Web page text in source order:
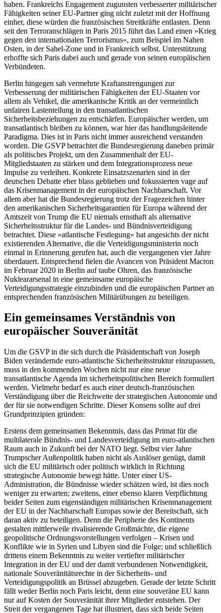
haben. Frankreichs Engagement zugunsten verbesserter militärischer
Fähigkeiten seiner EU-Partner ging nicht zuletzt mit der Hoffnung
einher, diese würden die französischen Streitkräfte entlasten. Denn
seit den Terroranschlägen in Paris 2015 führt das Land einen »Krieg
gegen den internationalen Terrorismus«, zum Beispiel im Nahen
Osten, in der Sahel-Zone und in Frankreich selbst. Unterstützung
erhoffte sich Paris dabei auch und gerade von seinen europäischen
Verbündeten.
Berlin hingegen sah vermehrte Kraftanstrengungen zur
Verbesserung der militärischen Fähigkeiten der EU-Staaten vor
allem als Vehikel, die amerikanische Kritik an der vermeintlich
unfairen Lastenteilung in den transatlantischen
Sicherheitsbeziehungen zu entschärfen. Europäischer werden, um
transatlantisch bleiben zu können, war hier das handlungsleitende
Paradigma. Dies ist in Paris nicht immer ausreichend verstanden
worden. Die GSVP betrachtet die Bundesregierung daneben primär
als politisches Projekt, um den Zusammenhalt der EU-
Mitgliedstaaten zu stärken und dem Integrationsprozess neue
Impulse zu verleihen. Konkrete Einsatzszenarien sind in der
deutschen Debatte eher blass geblieben und fokussierten vage auf
das Krisenmanagement in der europäischen Nachbarschaft. Vor
allem aber hat die Bundesregierung trotz der Fragezeichen hinter
den amerikanischen Sicherheitsgarantien für Europa während der
Amtszeit von Trump die EU niemals ernsthaft als alternative
Sicherheitsstruktur für die Landes- und Bündnisverteidigung
betrachtet. Diese »atlantische Festlegung« hat angesichts der nicht
existierenden Alternative, die die Verteidigungsministerin noch
einmal in Erinnerung gerufen hat, auch die vergangenen vier Jahre
überdauert. Entsprechend fielen die Avancen von Präsident Macron
im Februar 2020 in Berlin auf taube Ohren, das französische
Nukleararsenal in eine gemeinsame europäische
Verteidigungsstrategie einzubinden und die europäischen Partner an
entsprechenden französischen Militärübungen zu beteiligen.
Ein gemeinsames Verständnis von
europäischer Souveränität
Um die GSVP in die sich durch die Präsidentschaft von Joseph
Biden verändernde euro-atlantische Sicherheitsstruktur einzupassen,
muss in den kommenden Wochen nicht nur eine neue
transatlantische Agenda im sicherheitspolitischen Bereich formuliert
werden. Vielmehr bedarf es auch einer deutsch-französischen
Verständigung über die Reichweite der strategischen Autonomie und
der für sie notwendigen Schritte. Dieser Konsens sollte auf drei
Grundprinzipien gründen:
Erstens dem gemeinsamen Bekenntnis, dass das Primat für die
multilaterale Bündnis- und Landesverteidigung im euro-atlantischen
Raum auch in Zukunft bei der NATO liegt. Selbst vier Jahre
Trumpscher Außenpolitik haben nicht als Auslöser genügt, damit
sich die EU militärisch oder politisch wirklich in Richtung
strategische Autonomie bewegt hätte. Unter einer US-
Administration, die Bündnisse wieder schätzen wird, ist dies noch
weniger zu erwarten; zweitens, einer ebenso klaren Verpflichtung
beider Seiten zum eigenständigen militärischen Krisenmanagement
der EU in der Nachbarschaft Europas sowie der Bereitschaft, sich
daran aktiv zu beteiligen. Denn die Peripherie des Kontinents
gestalten mittlerweile rivalisierende Großmächte, die eigene
geopolitische Ordnungsvorstellungen verfolgen – Krisen und
Konflikte wie in Syrien und Libyen sind die Folge; und schließlich
drittens einem Bekenntnis zu weiter vertiefter militärischer
Integration in der EU und der damit verbundenen Notwendigkeit,
nationale Souveränitätsrechte in der Sicherheits- und
Verteidigungspolitik an Brüssel abzugeben. Gerade der letzte Schritt
fällt weder Berlin noch Paris leicht, denn eine souveräne EU kann
nur auf Kosten der Souveränität ihrer Mitglieder entstehen. Der
Streit der vergangenen Tage hat illustriert, dass sich beide Seiten